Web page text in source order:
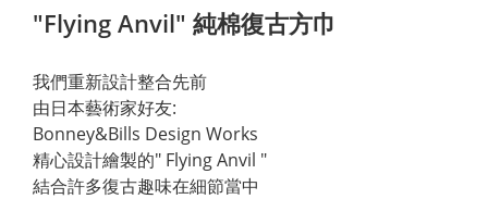
"Flying Anvil" 純棉復古方巾
我們重新設計整合先前
由日本藝術家好友:
Bonney&Bills Design Works
精心設計繪製的" Flying Anvil "
結合許多復古趣味在細節當中